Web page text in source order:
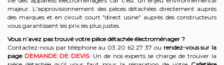
majeur. L'approvisionnement des pièces détachées directement auprès
des marques et en circuit court "direct usine" auprès des constructeurs
vous garantissent les prix les plus justes.
Vous n’avez pas trouvé votre pièce détachée électroménager ?
Contactez-nous par téléphone au 03 20 62 27 37 ou rendez-vous sur la
page DEMANDE DE DEVIS. Un de nos experts se charge de trouver la